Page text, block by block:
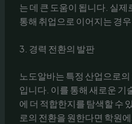
는 데 큰 도움이 됩니다. 실
통해 취업으로 이어지는 경
3. 경력 전환의 발판
노도알바는 특정 산업으로
입니다. 이를 통해 새로운 기
에 더 적합한지를 탐색할 수
로의 전환을 원한다면 학원